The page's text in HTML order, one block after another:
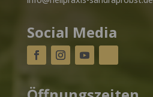
Social Media